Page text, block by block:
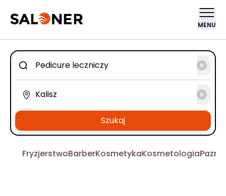
MENU
Szukaj
FryzjerstwoBarberKosmetykaKosmetologia